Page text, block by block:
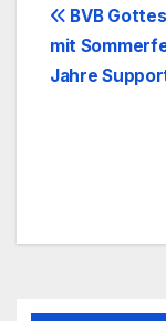
BVB
mit
Jahre